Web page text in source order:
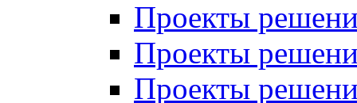
Проекты
Проекты
Проекты